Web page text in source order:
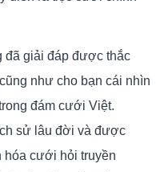
đã giải đáp được thắc
cũng như cho bạn cái nhìn
đám cưới Việt.
sử lâu đời và được
hóa cưới hỏi truyền